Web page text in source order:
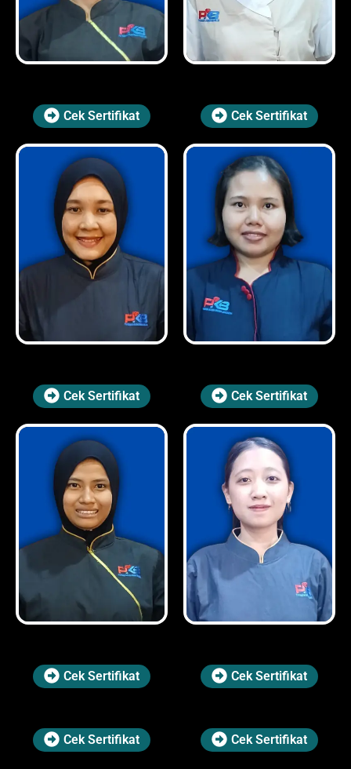
Cek Sertifikat Cek Sertifikat
Cek Sertifikat Cek Sertifikat
Cek Sertifikat Cek Sertifikat
Cek Sertifikat Cek Sertifikat